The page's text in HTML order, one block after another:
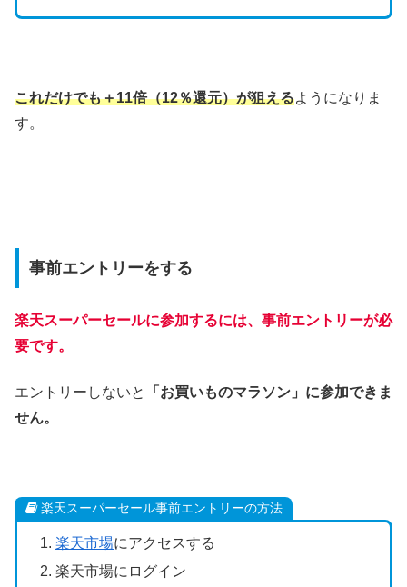
これだけでも＋11倍（12％還元）が狙えるようになりま
す。
事前エントリーをする
楽天スーパーセールに参加するには、事前エントリーが必
要です。
エントリーしないと
「お買いものマラソン」に参加できま
せん。
楽天スーパーセール事前エントリーの方法
楽天市場にアクセスする
楽天市場にログイン